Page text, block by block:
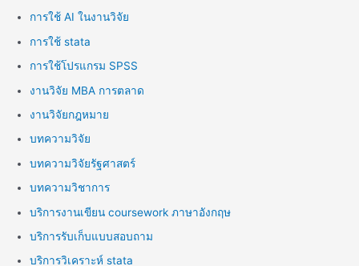
การใช้ AI ในงานวิจัย
การใช้ stata
การใช้โปรแกรม SPSS
งานวิจัย MBA การตลาด
งานวิจัยกฎหมาย
บทความวิจัย
บทความวิจัยรัฐศาสตร์
บทความวิชาการ
บริการงานเขียน coursework ภาษาอังกฤษ
บริการรับเก็บแบบสอบถาม
บริการวิเคราะห์ stata